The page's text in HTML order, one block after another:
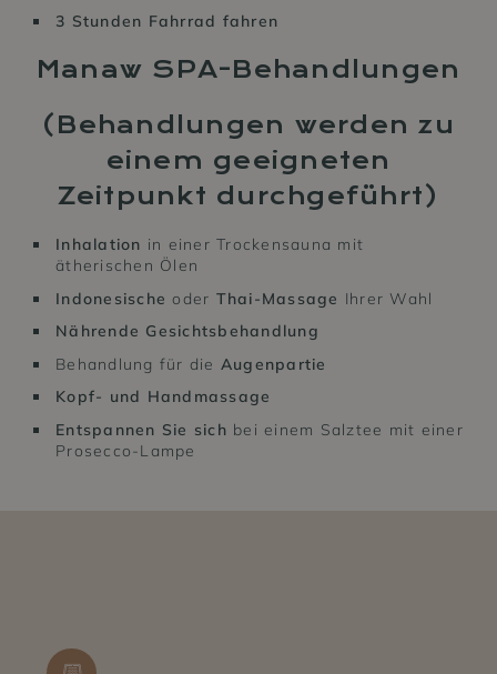
3 Stunden Fahrrad fahren
Manaw SPA-Behandlungen
(Behandlungen werden zu
einem geeigneten
Zeitpunkt durchgeführt)
Inhalation in einer Trockensauna mit
ätherischen Ölen
Indonesische oder Thai-Massage Ihrer Wahl
Nährende Gesichtsbehandlung
Behandlung für die Augenpartie
Kopf- und Handmassage
Entspannen Sie sich bei einem Salztee mit einer
Prosecco-Lampe